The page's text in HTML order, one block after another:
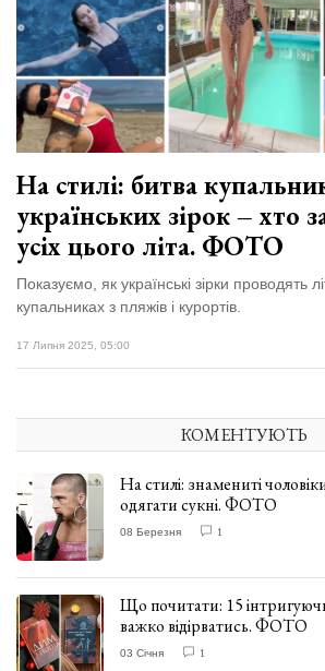
залишив у
Луцьку
три...
27 Липня 2026
757 переглядів
Всі розділи
Персона
Лайф
Афіша
ZONE 18+
Контакти
Політика конфіденційності
На стилі: битва
українських зірок – хто
усіх цього літа. ФОТО
Показуємо, як українські зірки проводять
купальниках з пляжів і курортів.
17 Липня 2025, 05:00
КОМЕНТУЮТЬ
На стилі: знамениті
одягати сукні. ФОТО
08 Березня 1
Що почитати: 15
важко відірватись. ФОТО
03 Січня 1